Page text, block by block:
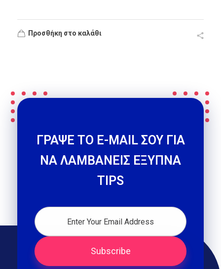
Προσθήκη στο καλάθι
ΓΡΑΨΕ ΤΟ E-MAIL ΣΟΥ ΓΙΑ
ΝΑ ΛΑΜΒΑΝΕΙΣ ΕΞΥΠΝΑ
TIPS